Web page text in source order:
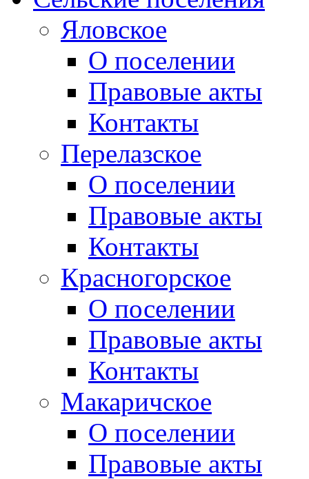
Яловское
О поселении
Правовые акты
Контакты
Перелазское
О поселении
Правовые акты
Контакты
Красногорское
О поселении
Правовые акты
Контакты
Макаричское
О поселении
Правовые акты